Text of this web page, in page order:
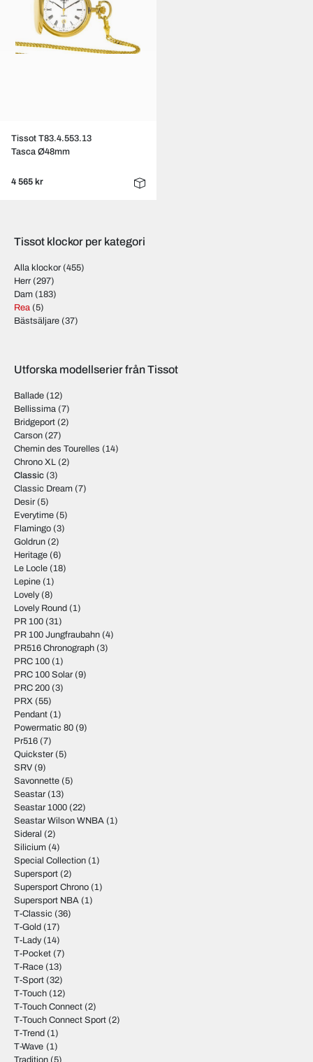
Tissot T83.4.553.13
Tasca Ø48mm
4 565 kr
Tissot klockor per kategori
Alla klockor (455)
Herr (297)
Dam (183)
Rea (5)
Bästsäljare (37)
Utforska modellserier från Tissot
Ballade (12)
Bellissima (7)
Bridgeport (2)
Carson (27)
Chemin des Tourelles (14)
Chrono XL (2)
Classic (3)
Classic Dream (7)
Desir (5)
Everytime (5)
Flamingo (3)
Goldrun (2)
Heritage (6)
Le Locle (18)
Lepine (1)
Lovely(8)
Lovely Round (1)
PR 100 (31)
PR 100 Jungfraubahn (4)
PR516 Chronograph (3)
PRC 100 (1)
PRC 100 Solar (9)
PRC 200 (3)
PRX (55)
Pendant (1)
Powermatic 80 (9)
Pr516 (7)
Quickster (5)
SRV (9)
Savonnette (5)
Seastar (13)
Seastar 1000 (22)
Seastar Wilson WNBA (1)
Sideral (2)
Silicium (4)
Special Collection (1)
Supersport (2)
Supersport Chrono (1)
Supersport NBA (1)
T-Classic (36)
T-Gold (17)
T-Lady(14)
T-Pocket (7)
T-Race (13)
T-Sport (32)
T-Touch (12)
T-Touch Connect (2)
T-Touch Connect Sport (2)
T-Trend (1)
T-Wave (1)
Tradition (5)